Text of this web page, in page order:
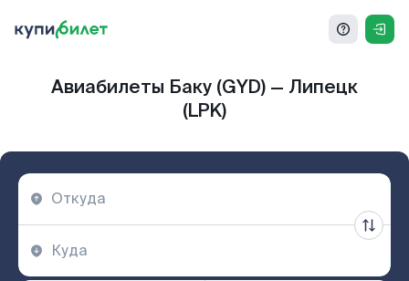
Авиабилеты Баку (GYD) — Липецк
(LPK)